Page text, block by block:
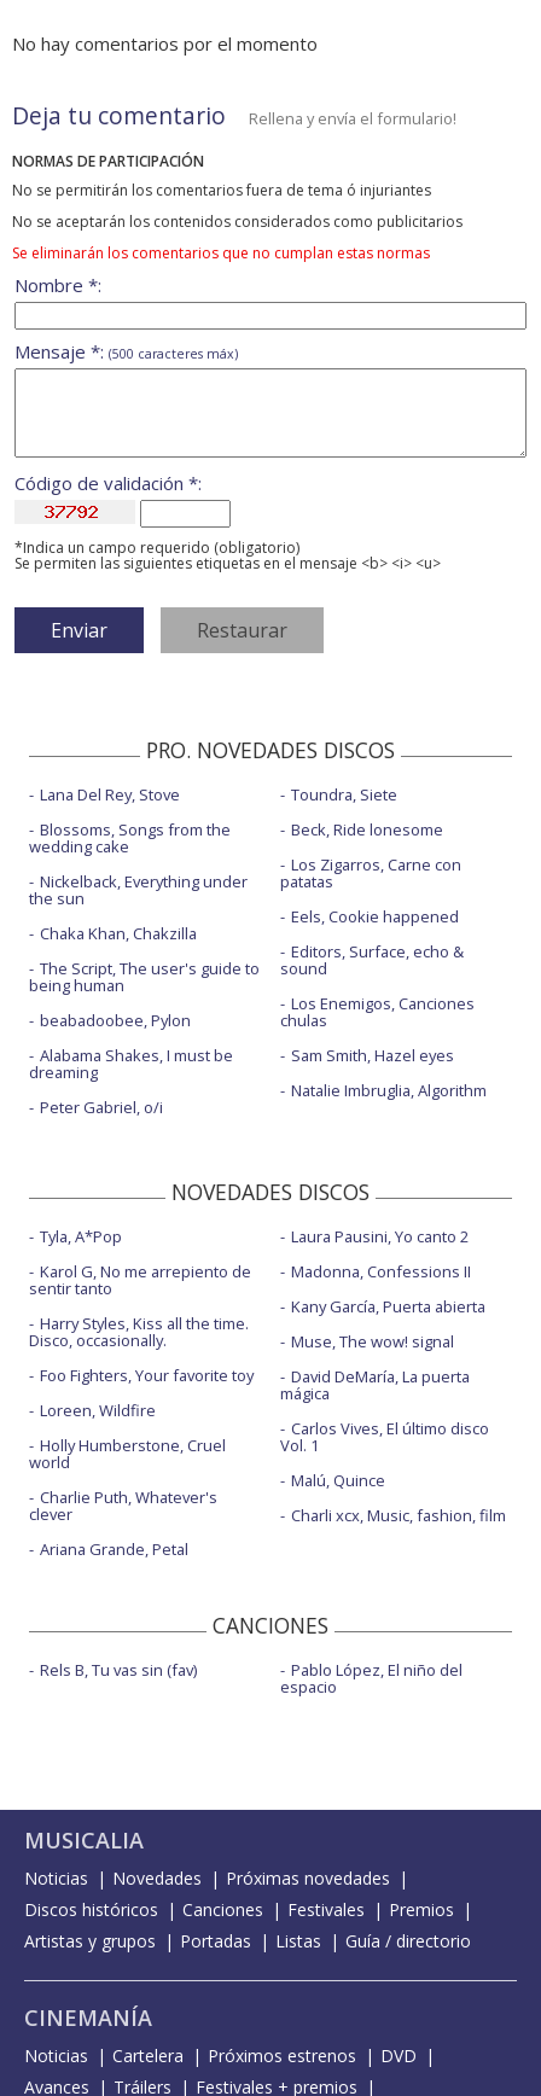
No hay comentarios por el momento
Deja tu comentario Rellena y envía el formulario!
NORMAS DE PARTICIPACIÓN
No se permitirán los comentarios fuera de tema ó injuriantes
No se aceptarán los contenidos considerados como publicitarios
Se eliminarán los comentarios que no cumplan estas normas
Nombre *:
Mensaje *: (500 caracteres máx)
Código de validación *:
*Indica un campo requerido (obligatorio)
Se permiten las siguientes etiquetas en el mensaje <b> <i> <u>
PRO. NOVEDADES DISCOS
Lana Del Rey, Stove
Blossoms, Songs from the
wedding cake
Nickelback, Everything under
the sun
Chaka Khan, Chakzilla
The Script, The user's guide to
being human
beabadoobee, Pylon
Alabama Shakes, I must be
dreaming
Peter Gabriel, o/i
Toundra, Siete
Beck, Ride lonesome
Los Zigarros, Carne con
patatas
Eels, Cookie happened
Editors, Surface, echo &
sound
Los Enemigos, Canciones
chulas
Sam Smith, Hazel eyes
Natalie Imbruglia, Algorithm
NOVEDADES DISCOS
Tyla, A*Pop
Karol G, No me arrepiento de
sentir tanto
Harry Styles, Kiss all the time.
Disco, occasionally.
Foo Fighters, Your favorite toy
Loreen, Wildfire
Holly Humberstone, Cruel
world
Charlie Puth, Whatever's
clever
Ariana Grande, Petal
Laura Pausini, Yo canto 2
Madonna, Confessions II
Kany García, Puerta abierta
Muse, The wow! signal
David DeMaría, La puerta
mágica
Carlos Vives, El último disco
Vol. 1
Malú, Quince
Charli xcx, Music, fashion, film
CANCIONES
Rels B, Tu vas sin (fav) Pablo López, El niño del
espacio
MUSICALIA
Noticias Novedades
Próximas novedades
Discos históricos
Canciones Festivales
Premios
Artistas y grupos
Portadas Listas Guía / directorio
CINEMANÍA
Noticias Cartelera Próximos estrenos
DVD
Avances
Tráilers Festivales + premios